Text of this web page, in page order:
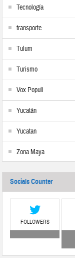
Tecnología
transporte
Tulum
Turismo
Vox Populi
Yucatán
Yucatan
Zona Maya
Socials Counter
FOLLOWERS